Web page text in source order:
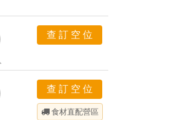
查 訂 空 位
查 訂 空 位
食材直配營區